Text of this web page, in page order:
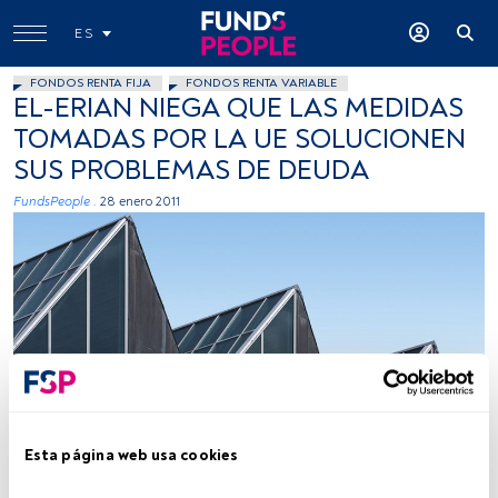
Esta página web usa cookies
ES
FONDOS RENTA FIJA FONDOS RENTA VARIABLE
EL-ERIAN NIEGA QUE LAS MEDIDAS
TOMADAS POR LA UE SOLUCIONEN
SUS PROBLEMAS DE DEUDA
FundsPeople . 28 enero 2011